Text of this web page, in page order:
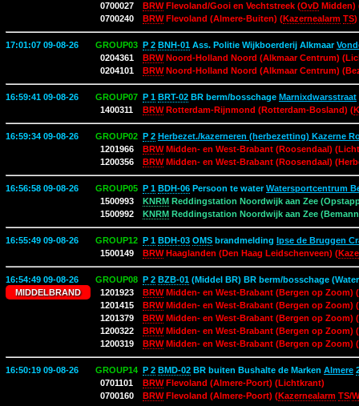
0700027
BRWFlevoland/Gooi en Vechtstreek (OvD Midden)
0700240
BRWFlevoland (Almere-Buiten) (Kazernealarm TS)
17:01:07 09-08-26 GROUP03 P 2 BNH-01 Ass. Politie Wijkboerderij Alkmaar
0204361
BRWNoord-Holland Noord (Alkmaar Centrum)
0204101
BRWNoord-Holland Noord (Alkmaar Centrum)
16:59:41 09-08-26 GROUP07 P 1 BRT-02 BR berm/bosschage Marnixdwarsstraat
1400311
BRWRotterdam-Rijnmond (Rotterdam-Bosland) (
16:59:34 09-08-26 GROUP02 P 2 Herbezet./kazerneren (herbezetting) Kazerne
1201966
BRWMidden- en West-Brabant (Roosendaal)
1200356
BRWMidden- en West-Brabant (Roosendaal)
16:56:58 09-08-26 GROUP05 P 1 BDH-06 Persoon te waterWatersportcentrum
1500993
KNRM Reddingstation Noordwijk aan Zee
1500992
KNRM Reddingstation Noordwijk aan Zee
16:55:49 09-08-26 GROUP12 P 1 BDH-03 OMS brandmelding Ipse de Bruggen
1500149
BRWHaaglanden (Den Haag Leidschenveen) (
16:54:49 09-08-26 GROUP08 P 2 BZB-01 (Middel BR) BR berm/bosschage
MIDDELBRAND
1201923 BRWMidden- en West-Brabant (Bergen op Zoom)
1201415
BRWMidden- en West-Brabant (Bergen op Zoom) (
1201379
BRWMidden- en West-Brabant (Bergen op Zoom) (
1200322
BRWMidden- en West-Brabant (Bergen op Zoom) (
1200319
BRWMidden- en West-Brabant (Bergen op Zoom) (
16:50:19 09-08-26 GROUP14 P 2 BMD-02 BR buiten Bushalte de Marken Almere
0701101
BRWFlevoland (Almere-Poort) (Lichtkrant)
0700160
BRWFlevoland (Almere-Poort) (Kazernealarm TS/